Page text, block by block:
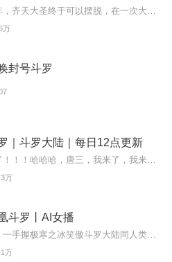
万
封号斗罗
｜斗罗大陆｜每日12点更新
万
斗罗丨AI女播
万